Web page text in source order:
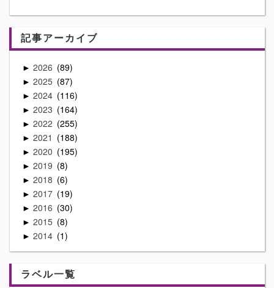
記事アーカイブ
► 2026 89
► 2025 87
► 2024 116
► 2023 164
► 2022 255
► 2021 188
► 2020 195
► 2019 8
► 2018 6
► 2017 19
► 2016 30
► 2015 8
► 2014 1
ラベル一覧